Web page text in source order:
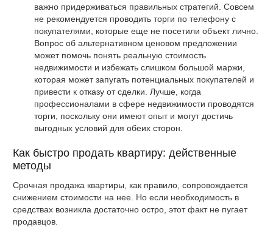
важно придерживаться правильных стратегий. Совсем
не рекомендуется проводить торги по телефону с
покупателями, которые еще не посетили объект лично.
Вопрос об альтернативном ценовом предложении
может помочь понять реальную стоимость
недвижимости и избежать слишком большой маржи,
которая может запугать потенциальных покупателей и
привести к отказу от сделки. Лучше, когда
профессионалами в сфере недвижимости проводятся
торги, поскольку они имеют опыт и могут достичь
выгодных условий для обеих сторон.
Как быстро продать квартиру: действенные
методы
Срочная продажа квартиры, как правило, сопровождается
снижением стоимости на нее. Но если необходимость в
средствах возникла достаточно остро, этот факт не пугает
продавцов.